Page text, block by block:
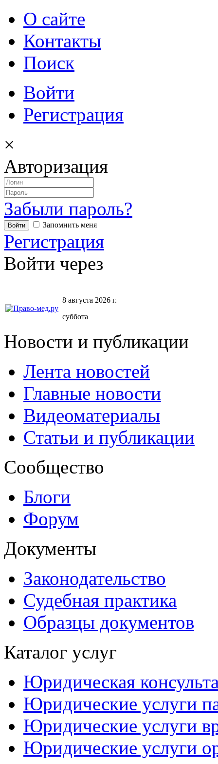
О сайте
Контакты
Поиск
Войти
Регистрация
×
Авторизация
Забыли пароль?
Запомнить меня
Регистрация
Войти через
8 августа 2026 г.
суббота
Новости и публикации
Лента новостей
Главные новости
Видеоматериалы
Статьи и публикации
Сообщество
Блоги
Форум
Документы
Законодательство
Судебная практика
Образцы документов
Каталог услуг
Юридическая
Юридические услуги
Юридические услуги
Юридические услуги